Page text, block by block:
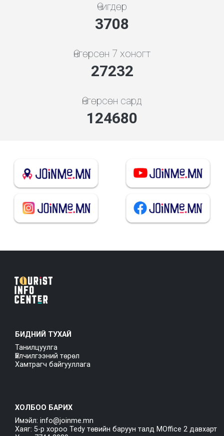
Өчигдөр
3994
Өнгөрсөн 7 хоногт
29326
Өнгөрсөн сард
134271
БИДНИЙ ТУХАЙ
Танилцуулга
Үйлчилгээний төрөл
Хамтрагч байгууллага
ХОЛБОО БАРИХ
Имэйл: info@joinme.mn
Хаяг: 5-р хороо Tedy төвийн баруун талд MOffice 2 давхарт